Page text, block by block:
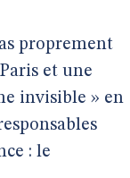
proprement
et une
invisible » en
: le